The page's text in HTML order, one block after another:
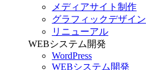
メディアサイト制作
グラフィックデザイン
リニューアル
WEBシステム開発
WordPress
WEBシステム開発